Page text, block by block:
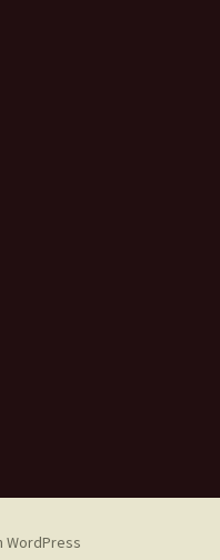
WordPress